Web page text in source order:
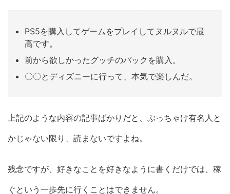
PS5を購入してゲームをプレイしてヌルヌルで最
高です。
前から欲しかったグッチのバックを購入。
〇〇とディズニーに行って、本気で楽しんだ。
上記のような内容の記事ばかりだと、ぶっちゃけ有名人と
かじゃない限り、読まないですよね。
残念ですが、好きなことを好きなように書くだけでは、稼
ぐという一歩先に行くことはできません。